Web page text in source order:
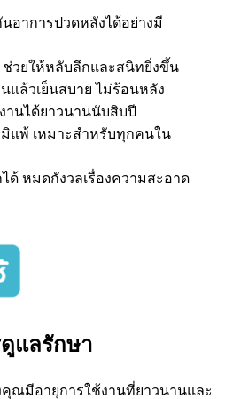
อาการปวดหลังได้อย่างมี
ช่วยให้หลับลึกและสนิทยิ่งขึ้น
แล้วเย็นสบาย ไม่ร้อนหลัง
นได้ยาวนานนับสิบปี
แพ้ เหมาะสำหรับทุกคนใน
ด้ หมดกังวลเรื่องความสะอาด
แลรักษา
คุณมีอายุการใช้งานที่ยาวนานและ